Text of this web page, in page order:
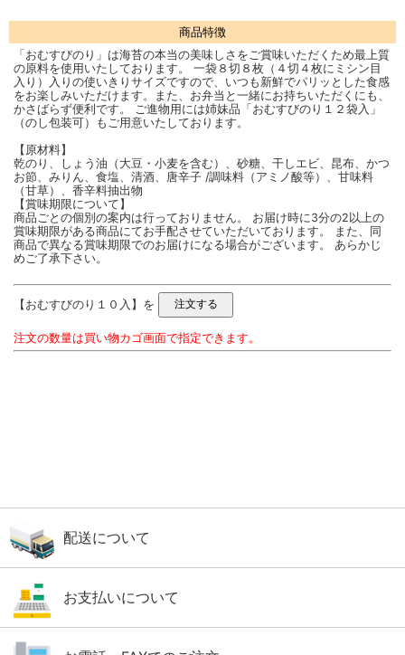
商品特徴
「おむすびのり」は海苔の本当の美味しさをご賞味いただくため最上質
の原料を使用いたしております。 一袋８切８枚（４切４枚にミシン目
入り）入りの使いきりサイズですので、いつも新鮮でパリッとした食感
をお楽しみいただけます。また、お弁当と一緒にお持ちいただくにも、
かさばらず便利です。 ご進物用には姉妹品「おむすびのり１２袋入」
（のし包装可）もご用意いたしております。
【原材料】
乾のり、しょう油（大豆・小麦を含む）、砂糖、干しエビ、昆布、かつ
お節、みりん、食塩、清酒、唐辛子 /調味料（アミノ酸等）、甘味料
（甘草）、香辛料抽出物
【賞味期限について】
商品ごとの個別の案内は行っておりません。 お届け時に3分の2以上の
賞味期限がある商品にてお手配させていただいております。 また、同
商品で異なる賞味期限でのお届けになる場合がございます。 あらかじ
めご了承下さい。
【おむすびのり１０入】を
注文の数量は買い物カゴ画面で指定できます。
配送について
お支払いについて